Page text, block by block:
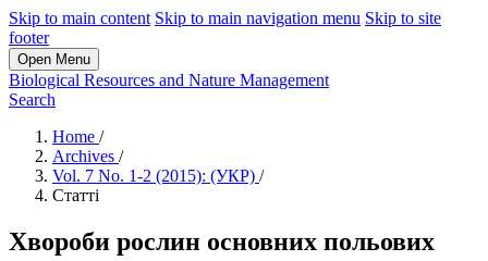
Skip to main content Skip to main navigation menu Skip to site
footer
Open Menu
Biological Resources and Nature Management
Search
Home /
Archives /
Vol. 7 No. 1-2 (2015): (УКР) /
Статті
Хвороби рослин основних польових